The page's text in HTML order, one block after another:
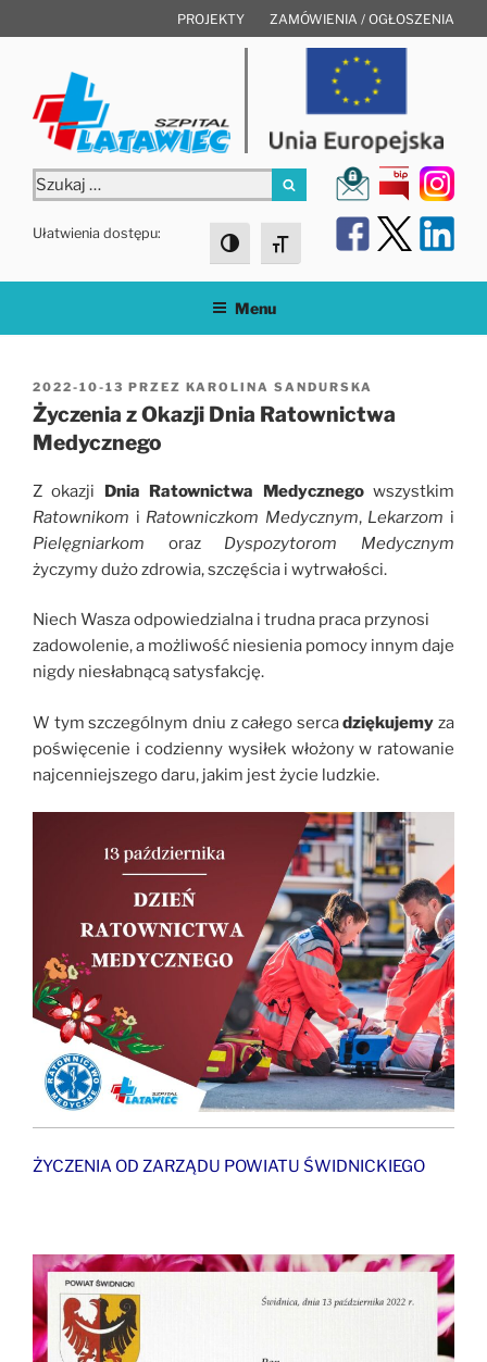
do
PROJEKTY ZAMÓWIENIA / OGŁOSZENIA
Szukaj:
Szukaj
Ułatwienia dostępu:
Toggle High Contrast
Toggle Font size
Menu
OPUBLIKOWANE
W
2022-10-13 PRZEZ KAROLINA SANDURSKA
Życzenia z Okazji Dnia Ratownictwa
Medycznego
Z okazji Dnia Ratownictwa Medycznegowszystkim
Ratownikom i Ratowniczkom Medycznym, Lekarzom i
Pielęgniarkom oraz Dyspozytorom Medycznym
życzymy dużo zdrowia, szczęścia i wytrwałości.
Niech Wasza odpowiedzialna i trudna praca przynosi
zadowolenie, a możliwość niesienia pomocy innym daje
nigdy niesłabnącą satysfakcję.
W tym szczególnym dniu z całego sercadziękujemy za
poświęcenie i codzienny wysiłek włożony w ratowanie
najcenniejszego daru, jakim jest życie ludzkie.
ŻYCZENIA OD ZARZĄDU POWIATU ŚWIDNICKIEGO